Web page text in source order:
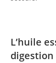
L’huile
digestion